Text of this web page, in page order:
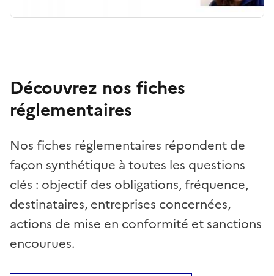
Découvrez nos fiches
réglementaires
Nos fiches réglementaires répondent de
façon synthétique à toutes les questions
clés : objectif des obligations, fréquence,
destinataires, entreprises concernées,
actions de mise en conformité et sanctions
encourues.